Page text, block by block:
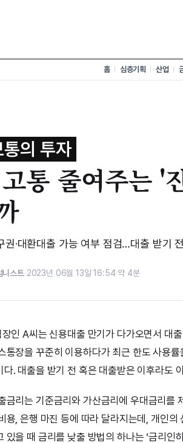
홈 심층기획 산업
의 투자
통 줄여주는 '
권·대환대출 가능 여부 점검…대출 받기
니스트·2023년 06월 13일 16:54·약 4분
인 A씨는 신용대출 만기가 다가오면서 대
통장을 꾸준히 이용하다가 최근 한도 사용
다. 대출을 받기 전 혹은 대출받은 이후라도
금리는 기준금리와 가산금리에 우대금리를
용, 은행 마진 등에 따라 달라지는데, 개인
있을 때 금리를 낮출 방법의 하나는 ‘금리인